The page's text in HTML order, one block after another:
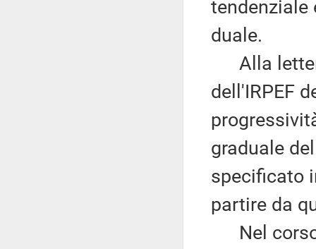
tendenziale
duale.
Alla
dell'IRPEF
graduale
specificato
partire da
Nel corso